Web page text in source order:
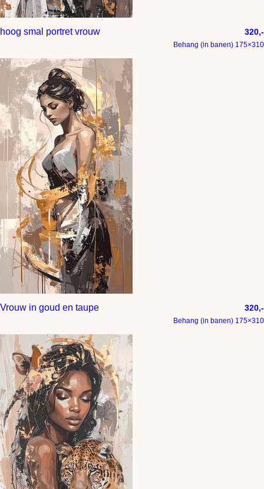
hoog smal portret vrouw 320,-
Behang (in banen) 175×310
Vrouw in goud en taupe 320,-
Behang (in banen) 175×310